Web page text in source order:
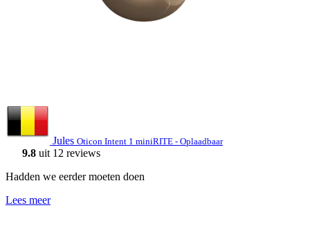
Jules Oticon Intent 1 miniRITE - Oplaadbaar
9.8 uit 12 reviews
Hadden we eerder moeten doen
Lees meer